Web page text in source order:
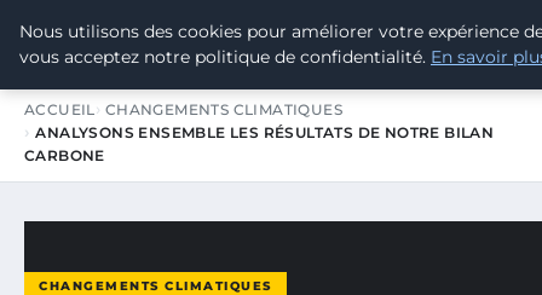
TOUR DE FRANCE POUR LE
ACCUEIL CHANGEMENTS CLIMATIQUES
ANALYSONS ENSEMBLE LES RÉSULTATS DE NOTRE BILAN
CARBONE
CHANGEMENTS CLIMATIQUES
Nous utilisons des cookies pour améliorer votre expérience
vous acceptez notre politique de confidentialité. En savoir